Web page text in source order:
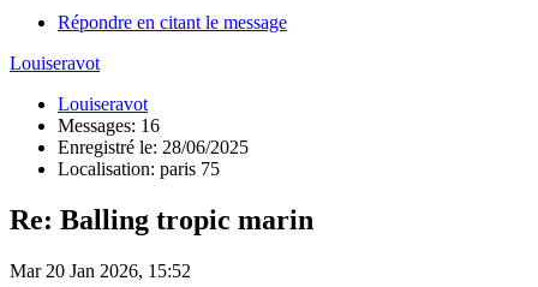
Répondre en citant le message
Louiseravot
Louiseravot
Messages: 16
Enregistré le: 28/06/2025
Localisation: paris 75
Re: Balling tropic marin
Mar 20 Jan 2026, 15:52